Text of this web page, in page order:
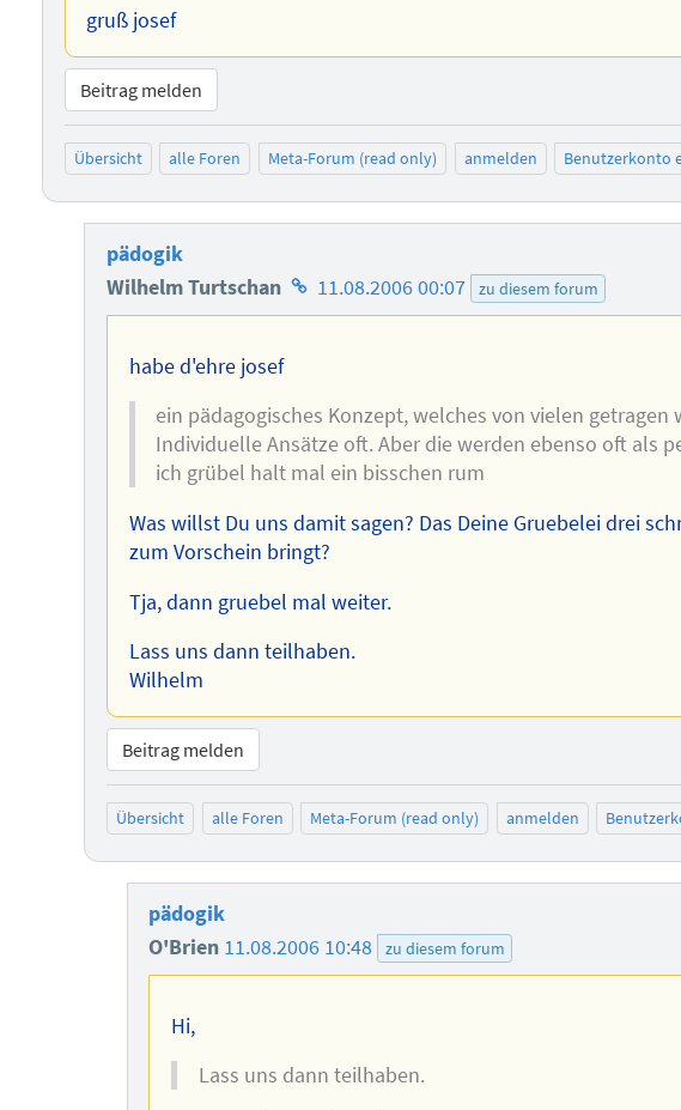
gruß josef
Beitrag melden
Übersicht alle Foren Meta-Forum (read only) anmelden Benutzerkonto
pädogik
Wilhelm Turtschan Homepage
des
Autors
11.08.2006 00:07 zu diesem forum
habe d'ehre josef
ein pädagogisches Konzept, welches von vielen
Individuelle Ansätze oft. Aber die werden ebenso oft als
ich grübel halt mal ein bisschen rum
Was willst Du uns damit sagen? Das Deine Gruebelei drei
zum Vorschein bringt?
Tja, dann gruebel mal weiter.
Lass uns dann teilhaben.
Wilhelm
Beitrag melden
Übersicht alle Foren Meta-Forum (read only) anmelden
pädogik
O'Brien 11.08.2006 10:48 zu diesem forum
Hi,
Lass uns dann teilhaben.